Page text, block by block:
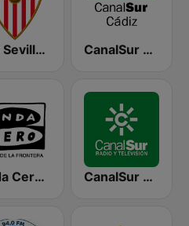
SFC Sevilla Fútbol Club Radio 91.6 CanalSur Radio Cádiz
Onda Cero Jerez de la Frontera CanalSur Radio Jerez